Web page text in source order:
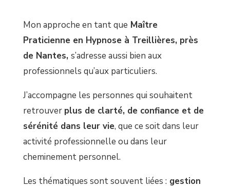
Mon approche en tant que Maître
Praticienne en Hypnose à Treillières, près
de Nantes, s’adresse aussi bien aux
professionnels qu’aux particuliers.
J’accompagne les personnes qui souhaitent
retrouver plus de clarté, de confiance et de
sérénité dans leur vie, que ce soit dans leur
activité professionnelle ou dans leur
cheminement personnel.
Les thématiques sont souvent liées : gestion